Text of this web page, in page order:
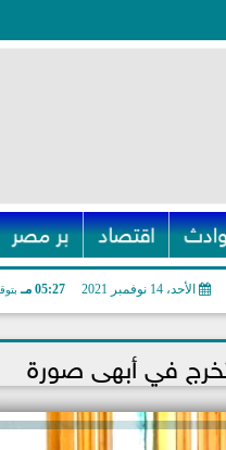
اقتصاد بر مصر
الأحد، 14 نوفمبر 2021 05:27 مـ
في أبهى صورة